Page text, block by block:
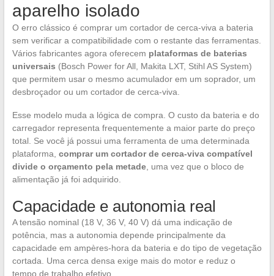
aparelho isolado
O erro clássico é comprar um cortador de cerca-viva a bateria
sem verificar a compatibilidade com o restante das ferramentas.
Vários fabricantes agora oferecem plataformas de baterias
universais (Bosch Power for All, Makita LXT, Stihl AS System)
que permitem usar o mesmo acumulador em um soprador, um
desbroçador ou um cortador de cerca-viva.
Esse modelo muda a lógica de compra. O custo da bateria e do
carregador representa frequentemente a maior parte do preço
total. Se você já possui uma ferramenta de uma determinada
plataforma, comprar um cortador de cerca-viva compatível
divide o orçamento pela metade, uma vez que o bloco de
alimentação já foi adquirido.
Capacidade e autonomia real
A tensão nominal (18 V, 36 V, 40 V) dá uma indicação de
potência, mas a autonomia depende principalmente da
capacidade em ampères-hora da bateria e do tipo de vegetação
cortada. Uma cerca densa exige mais do motor e reduz o
tempo de trabalho efetivo.